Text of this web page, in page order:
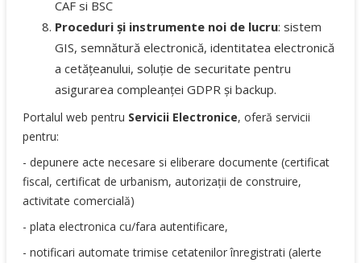
CAF si BSC
Proceduri și instrumente noi de lucru: sistem
GIS, semnătură electronică, identitatea electronică
a cetățeanului, soluție de securitate pentru
asigurarea compleanței GDPR și backup.
Portalul web pentru Servicii Electronice, oferă servicii
pentru:
- depunere acte necesare si eliberare documente (certificat
fiscal, certificat de urbanism, autorizații de construire,
activitate comercială)
- plata electronica cu/fara autentificare,
- notificari automate trimise cetatenilor înregistrati (alerte